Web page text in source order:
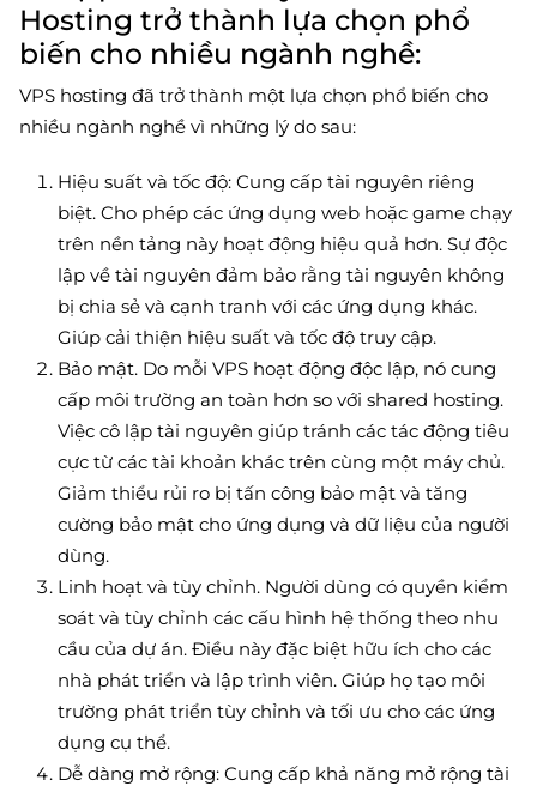
Hosting trở thành lựa chọn phổ
biến cho nhiều ngành nghề:
VPS hosting đã trở thành một lựa chọn phổ biến cho
nhiều ngành nghề vì những lý do sau:
Hiệu suất và tốc độ: Cung cấp tài nguyên riêng
biệt. Cho phép các ứng dụng web hoặc game chạy
trên nền tảng này hoạt động hiệu quả hơn. Sự độc
lập về tài nguyên đảm bảo rằng tài nguyên không
bị chia sẻ và cạnh tranh với các ứng dụng khác.
Giúp cải thiện hiệu suất và tốc độ truy cập.
Bảo mật. Do mỗi VPS hoạt động độc lập, nó cung
cấp môi trường an toàn hơn so với shared hosting.
Việc cô lập tài nguyên giúp tránh các tác động tiêu
cực từ các tài khoản khác trên cùng một máy chủ.
Giảm thiểu rủi ro bị tấn công bảo mật và tăng
cường bảo mật cho ứng dụng và dữ liệu của người
dùng.
Linh hoạt và tùy chỉnh. Người dùng có quyền kiểm
soát và tùy chỉnh các cấu hình hệ thống theo nhu
cầu của dự án. Điều này đặc biệt hữu ích cho các
nhà phát triển và lập trình viên. Giúp họ tạo môi
trường phát triển tùy chỉnh và tối ưu cho các ứng
dụng cụ thể.
Dễ dàng mở rộng: Cung cấp khả năng mở rộng tài